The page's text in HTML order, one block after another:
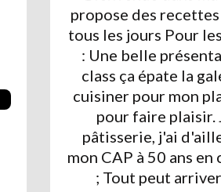
propose des
tous les jours Pour
: Une belle
class ça épate la
cuisiner pour mon
pour faire plaisir.
pâtisserie, j'ai
mon CAP à 50 ans
; Tout peut